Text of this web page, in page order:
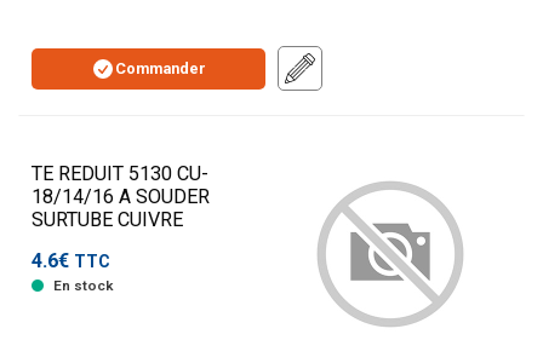
Commander
TE REDUIT 5130 CU-
18/14/16 A SOUDER
SURTUBE CUIVRE
4.6€ TTC
En stock